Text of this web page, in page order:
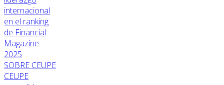
SOBRE CEUPE
CEUPE